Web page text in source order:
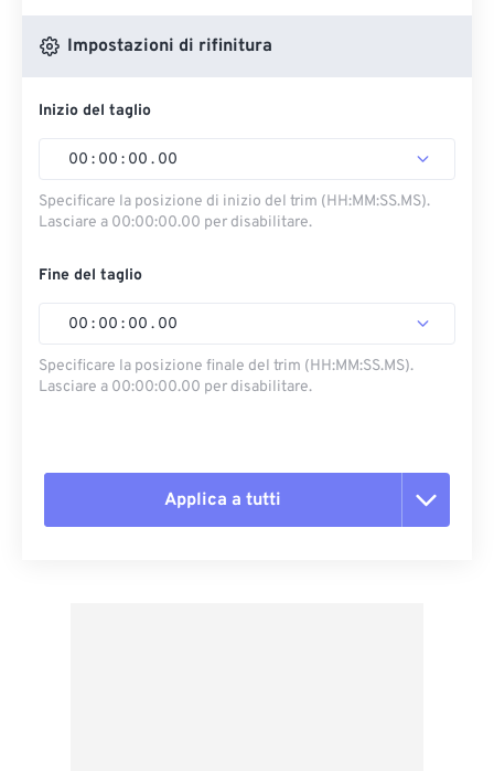
Impostazioni di rifinitura
Inizio del taglio
00 : 00 : 00 . 00
Specificare la posizione di inizio del trim (HH:MM:SS.MS).
Lasciare a 00:00:00.00 per disabilitare.
Fine del taglio
00 : 00 : 00 . 00
Specificare la posizione finale del trim (HH:MM:SS.MS).
Lasciare a 00:00:00.00 per disabilitare.
Applica a tutti